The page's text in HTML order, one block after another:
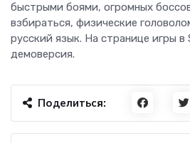
быстрыми боями, огромных
взбираться, физические
русский язык. На странице игры в
демоверсия.
Поделиться: